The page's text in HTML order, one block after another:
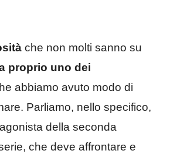
che non molti sanno su
proprio uno dei
abbiamo avuto modo di
Parliamo, nello specifico,
della seconda
che deve affrontare e